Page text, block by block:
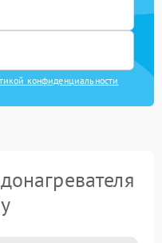
конфиденциальности